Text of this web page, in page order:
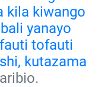
kila kiwango
yanayo
tofauti
kutazama